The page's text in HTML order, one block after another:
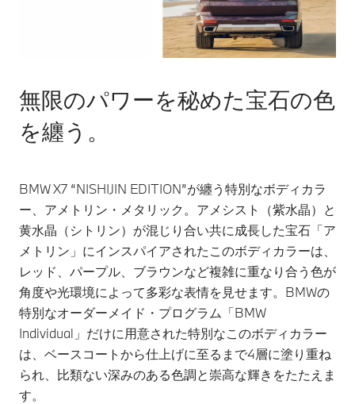
無限のパワーを秘めた宝石の色
を纏う。
BMW X7 “NISHIJIN EDITION”が纏う特別なボディカラ
ー、アメトリン・メタリック。アメシスト（紫水晶）と
黄水晶（シトリン）が混じり合い共に成長した宝石「ア
メトリン」にインスパイアされたこのボディカラーは、
レッド、パープル、ブラウンなど複雑に重なり合う色が
角度や光環境によって多彩な表情を見せます。BMWの
特別なオーダーメイド・プログラム「BMW
Individual」だけに用意された特別なこのボディカラー
は、ベースコートから仕上げに至るまで4層に塗り重ね
られ、比類ない深みのある色調と崇高な輝きをたたえま
す。